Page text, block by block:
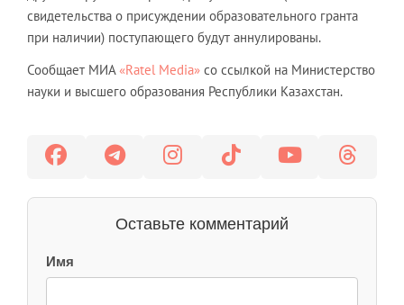
свидетельства о присуждении образовательного гранта
при наличии) поступающего будут аннулированы.
Сообщает МИА «Ratel Media» со ссылкой на Министерство
науки и высшего образования Республики Казахстан.
Оставьте комментарий
Имя